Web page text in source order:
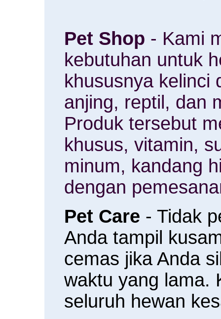
Pet Shop - Kami
kebutuhan untuk
khususnya kelinci
anjing, reptil, dan
Produk tersebut
khusus, vitamin,
minum, kandang
dengan
Pet Care - Tidak
Anda tampil
cemas jika Anda
waktu yang lama.
seluruh hewan